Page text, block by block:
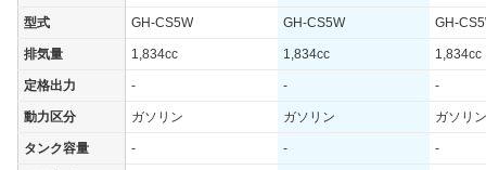
型式 GH-CS5W GH-CS5W GH-
排気量 1,834cc 1,834cc 1,834cc
定格出力 - - -
動力区分 ガソリン ガソリン ガソリン
タンク容量 - - -